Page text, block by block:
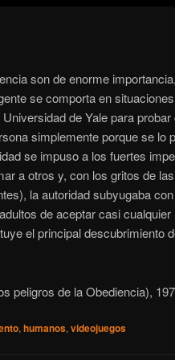
son de enorme
se comporta en situaciones
de Yale para probar
simplemente porque se lo
se impuso a los fuertes
a otros y, con los gritos de
la autoridad subyugaba
de aceptar casi cualquier
el principal descubrimiento
peligros de la Obediencia),
, humanos, videojuegos